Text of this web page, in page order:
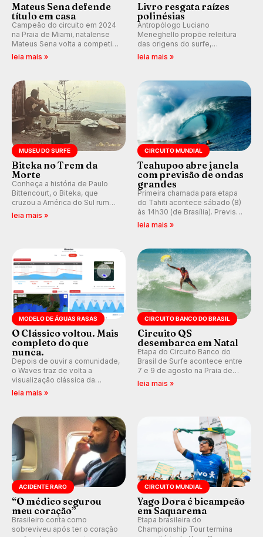
Mateus Sena defende
título em casa
Campeão do circuito em 2024
na Praia de Miami, natalense
Mateus Sena volta a competir
em casa em busca de manter a
leia mais »
Livro resgata raízes
polinésias
Antropólogo Luciano
Meneghello propõe releitura
das origens do surfe,
resgatando a cultura polinésia
prática em esporte e indústria.
leia mais »
MUSEU DO SURFE
Biteka no Trem da
Morte
Conheça a história de Paulo
Bittencourt, o Biteka, que
cruzou a América do Sul rumo
ao Pacífico em uma jornada
leia mais »
CIRCUITO MUNDIAL
Teahupoo abre janela
com previsão de ondas
grandes
Primeira chamada para etapa
do Tahiti acontece sábado (8)
às 14h30 (de Brasília). Previsão
indica swell consistente.
Kelly Slater convidado.
leia mais »
MODELO DE ÁGUAS RASAS
O Clássico voltou. Mais
completo do que
nunca.
Depois de ouvir a comunidade,
o Waves traz de volta a
visualização clássica da
previsão de águas rasas,
ondas para até 16 dias.
leia mais »
CIRCUITO BANCO DO BRASIL
Circuito QS
desembarca em Natal
Etapa do Circuito Banco do
Brasil de Surfe acontece entre
7 e 9 de agosto na Praia de
Miami (RN), em disputas
leia mais »
ACIDENTE RARO
“O médico segurou
meu coração”
Brasileiro conta como
sobreviveu após ter o coração
CIRCUITO MUNDIAL
Yago Dora é bicampeão
em Saquarema
Etapa brasileira do
Championship Tour termina